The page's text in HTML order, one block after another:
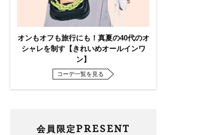
オンもオフも旅行にも！真夏の40代のオ
シャレを制す【きれいめオールインワ
ン】
コーデ一覧を見る
会員限定 PRESENT